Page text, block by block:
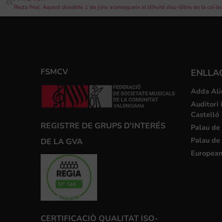
FSMCV
REGISTRE DE GRUPS D'INTERÉS
DE LA GVA
CERTIFICACIÒ QUALITAT ISO-
Adda
Auditori
Castelló
Palau
Palau